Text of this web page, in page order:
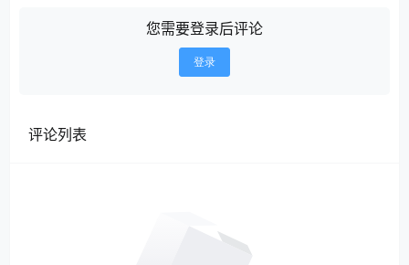
您需要登录后评论
登录
评论列表